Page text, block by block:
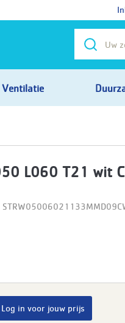
Ventilatie
L060 T21 wit
Log in voor jouw prijs